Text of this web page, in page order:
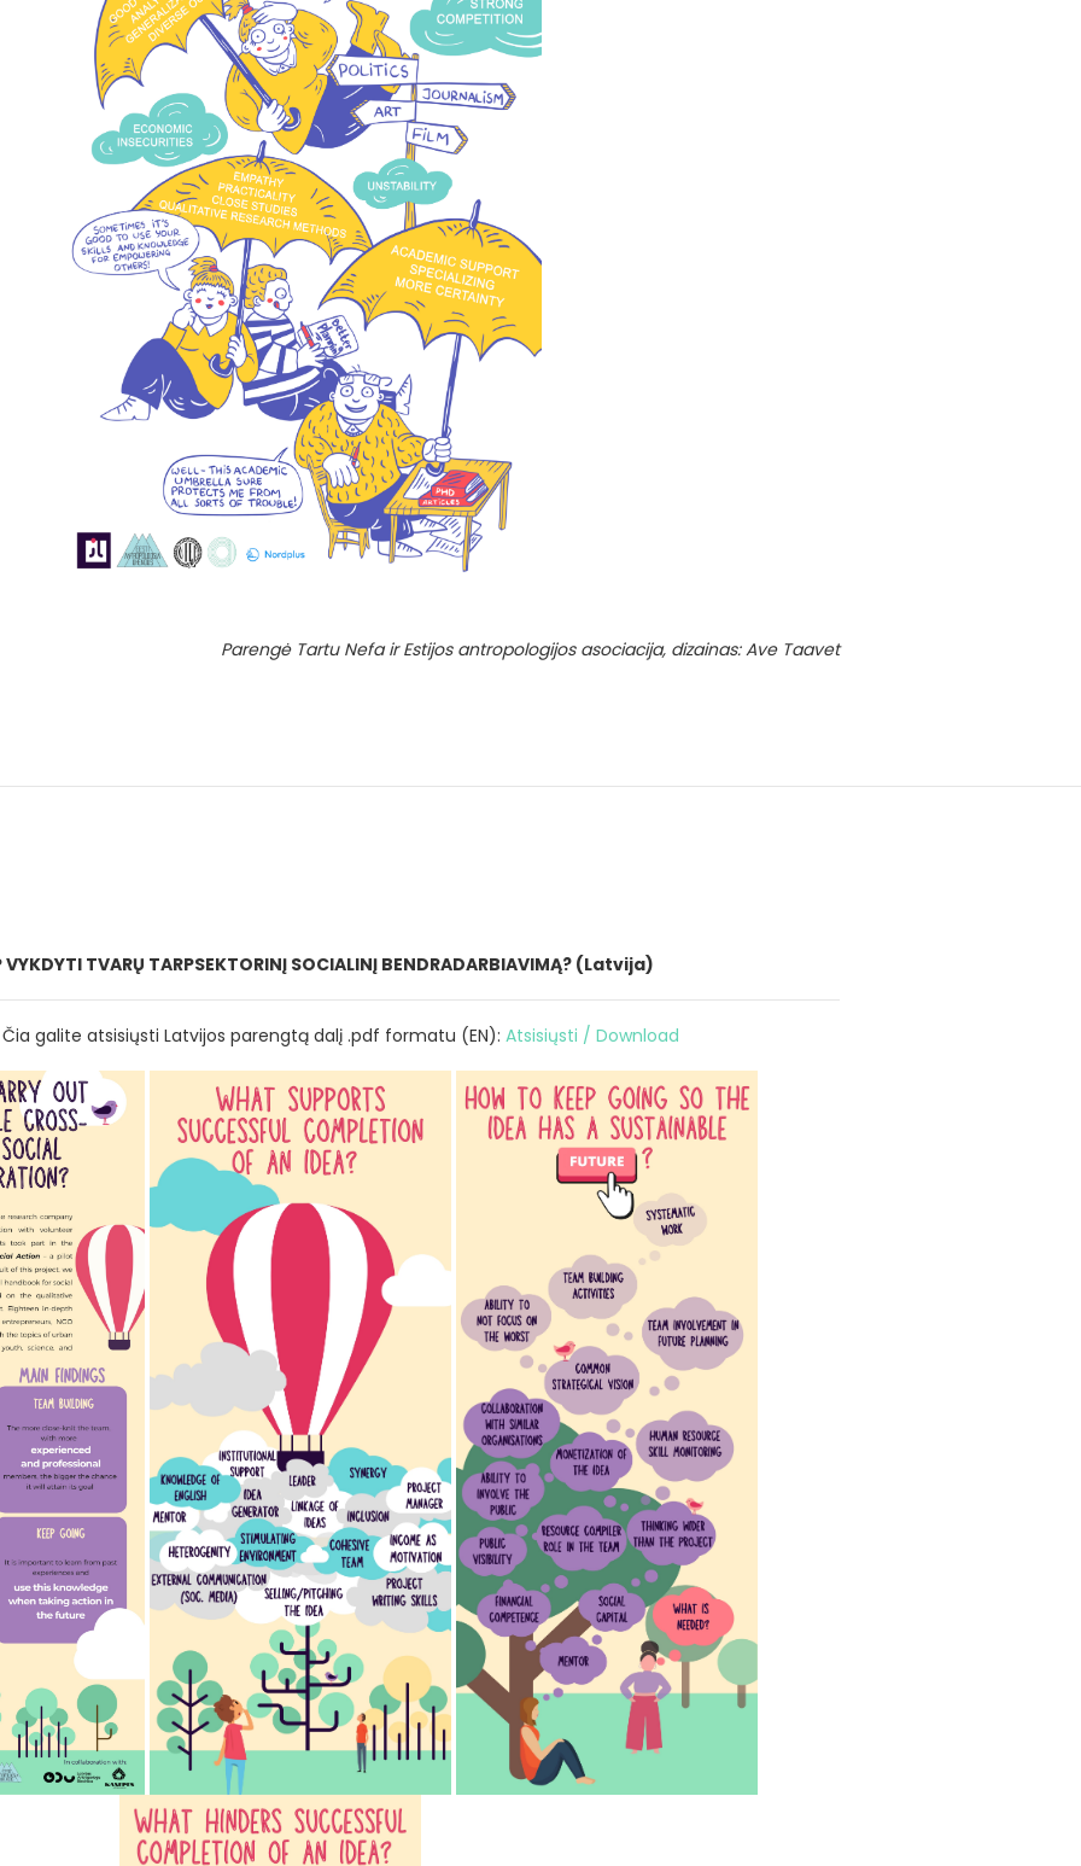
Parengė Tartu Nefa ir Estijos antropologijos asociacija, dizainas: Ave Taavet
VYKDYTI TVARŲ TARPSEKTORINĮ SOCIALINĮ BENDRADARBIAVIMĄ? (Latvija)
galite atsisiųsti Latvijos parengtą dalį .pdf formatu (EN): Atsisiųsti / Download